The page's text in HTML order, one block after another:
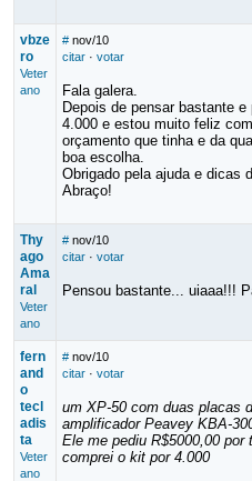
vbze
ro
Veter
ano
# nov/10
citar· votar
Fala galera.
Depois de pensar bastante
4.000 e estou muito feliz
orçamento que tinha e da
boa escolha.
Obrigado pela ajuda e dicas
Abraço!
Thy
ago
Ama
ral
Veter
ano
# nov/10
citar· votar
Pensou bastante... uiaaa!!!
fern
and
o
tecl
adis
ta
Veter
ano
# nov/10
citar· votar
um XP-50 com duas placas
amplificador Peavey KBA-
Ele me pediu R$5000,00 por
comprei o kit por 4.000